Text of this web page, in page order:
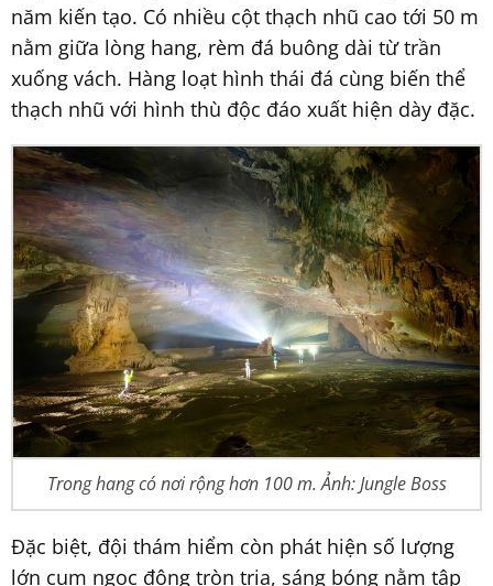
năm kiến tạo. Có nhiều cột thạch nhũ cao tới 50 m
nằm giữa lòng hang, rèm đá buông dài từ trần
xuống vách. Hàng loạt hình thái đá cùng biến thể
thạch nhũ với hình thù độc đáo xuất hiện dày đặc.
Trong hang có nơi rộng hơn 100 m. Ảnh: Jungle Boss
Đặc biệt, đội thám hiểm còn phát hiện số lượng
lớn cụm ngọc động tròn trịa, sáng bóng nằm tập